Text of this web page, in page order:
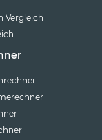
Vergleich